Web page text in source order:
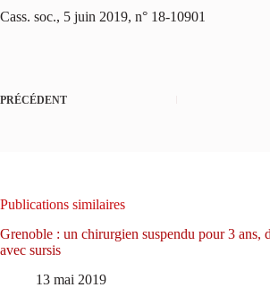
Cass. soc., 5 juin 2019, n° 18-10901
PRÉCÉDENT
Publications similaires
Grenoble : un chirurgien suspendu pour 3 ans,
avec sursis
13 mai 2019